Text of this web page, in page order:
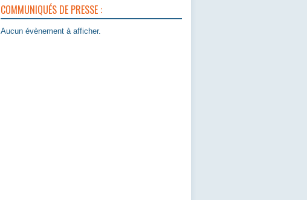
COMMUNIQUÉS DE PRESSE :
Aucun évènement à afficher.